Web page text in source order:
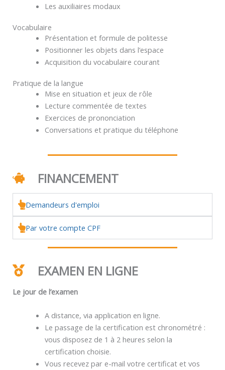
Les auxiliaires modaux
Vocabulaire
Présentation et formule de politesse
Positionner les objets dans l’espace
Acquisition du vocabulaire courant
Pratique de la langue
Mise en situation et jeux de rôle
Lecture commentée de textes
Exercices de prononciation
Conversations et pratique du téléphone
FINANCEMENT
Demandeurs d'emploi
Par votre compte CPF
EXAMEN EN LIGNE
Le jour de l’examen
A distance, via application en ligne.
Le passage de la certification est chronométré :
vous disposez de 1 à 2 heures selon la
certification choisie.
Vous recevez par e-mail votre certificat et vos